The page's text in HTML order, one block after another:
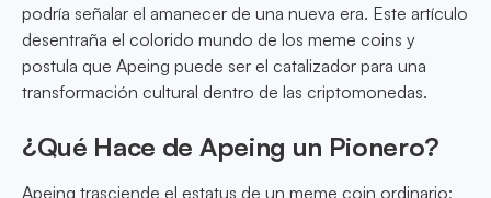
podría señalar el amanecer de una nueva era. Este artículo
desentraña el colorido mundo de los meme coins y
postula que Apeing puede ser el catalizador para una
transformación cultural dentro de las criptomonedas.
¿Qué Hace de Apeing un Pionero?
Apeing trasciende el estatus de un meme coin ordinario;